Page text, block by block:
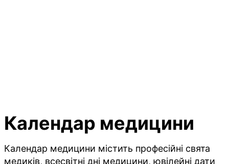
Календар медицини
Календар медицини містить професійні свята
медиків, всесвітні дні медицини, ювілейні дати